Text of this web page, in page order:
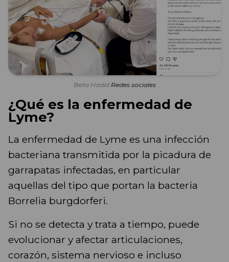
Bella Hadid Redes sociales
¿Qué es la enfermedad de
Lyme?
La enfermedad de Lyme es una infección
bacteriana transmitida por la picadura de
garrapatas infectadas, en particular
aquellas del tipo que portan la bacteria
Borrelia burgdorferi.
Si no se detecta y trata a tiempo, puede
evolucionar y afectar articulaciones,
corazón, sistema nervioso e incluso